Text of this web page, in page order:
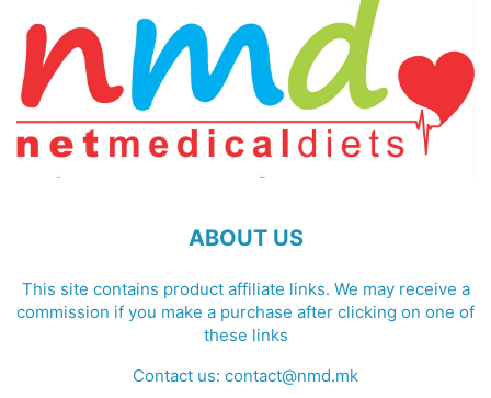
ABOUT US
This site contains product affiliate links. We may receive a
commission if you make a purchase after clicking on one of
these links
Contact us: contact@nmd.mk